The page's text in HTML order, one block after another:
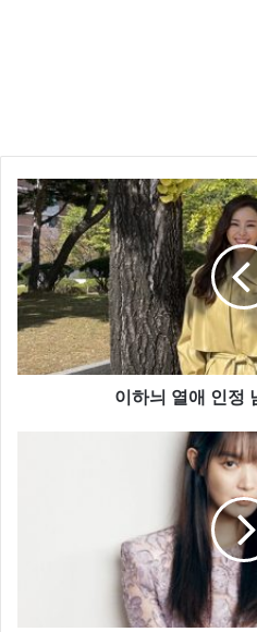
이시언은 생활 연기의 달인
이하늬 열애 인정